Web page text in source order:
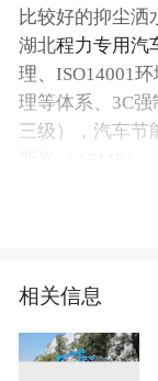
比较好的抑尘洒
湖北程力专用汽
理、ISO14001
理等体系、3C强
三级），汽车节
案、预警与应
能发生重污染
我公司可凭贵单
尘车是洒水车后
方东风天龙后八
相关信息